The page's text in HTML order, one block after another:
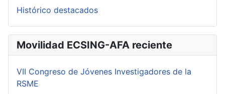
Histórico destacados
Movilidad ECSING-AFA reciente
VII Congreso de Jóvenes Investigadores de la
RSME